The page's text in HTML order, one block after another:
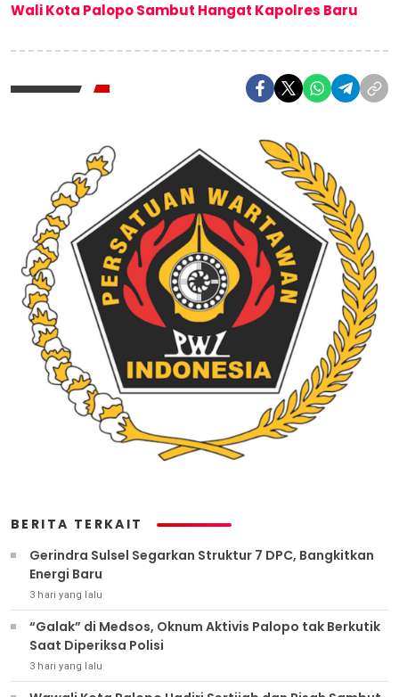
Wali Kota Palopo Sambut Hangat Kapolres Baru
BERITA TERKAIT
Gerindra Sulsel Segarkan Struktur 7 DPC, Bangkitkan
Energi Baru
3 hari yang lalu
“Galak” di Medsos, Oknum Aktivis Palopo tak Berkutik
Saat Diperiksa Polisi
3 hari yang lalu